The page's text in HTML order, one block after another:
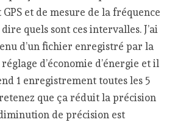
et de mesure de la fréquence
quels sont ces intervalles. J’ai
d’un fichier enregistré par la
d’économie d’énergie et il
1 enregistrement toutes les 5
que ça réduit la précision
de précision est